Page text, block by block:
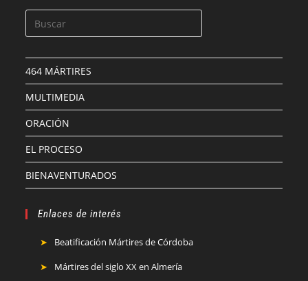
464 MÁRTIRES
MULTIMEDIA
ORACIÓN
EL PROCESO
BIENAVENTURADOS
Enlaces de interés
Beatificación Mártires de Córdoba
Mártires del siglo XX en Almería